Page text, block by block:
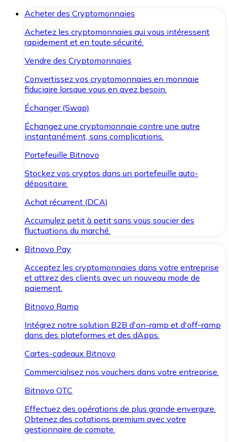
Acheter des Cryptomonnaies
Achetez les cryptomonnaies qui vous intéressent
rapidement et en toute sécurité.
Vendre des Cryptomonnaies
Convertissez vos cryptomonnaies en monnaie
fiduciaire lorsque vous en avez besoin.
Échanger (Swap)
Échangez une cryptomonnaie contre une autre
instantanément, sans complications.
Portefeuille Bitnovo
Stockez vos cryptos dans un portefeuille auto-
dépositaire.
Achat récurrent (DCA)
Accumulez petit à petit sans vous soucier des
fluctuations du marché.
Bitnovo Pay
Acceptez les cryptomonnaies dans votre entreprise
et attirez des clients avec un nouveau mode de
paiement.
Bitnovo Ramp
Intégrez notre solution B2B d'on-ramp et d'off-ramp
dans des plateformes et des dApps.
Cartes-cadeaux Bitnovo
Commercialisez nos vouchers dans votre entreprise.
Bitnovo OTC
Effectuez des opérations de plus grande envergure.
Obtenez des cotations premium avec votre
gestionnaire de compte.